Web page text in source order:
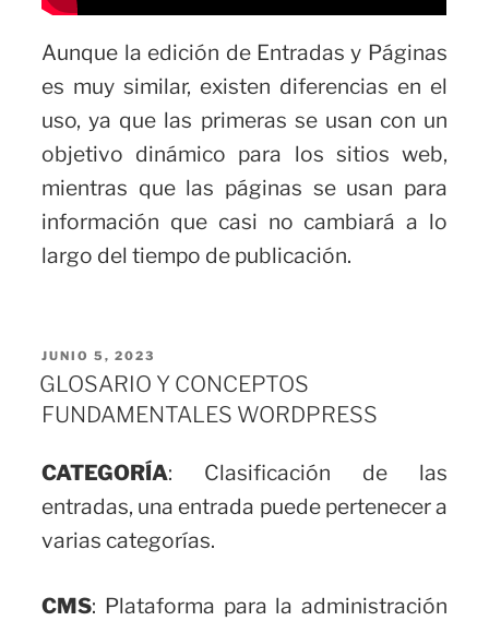
Aunque la edición de Entradas y Páginas
es muy similar, existen diferencias en el
uso, ya que las primeras se usan con un
objetivo dinámico para los sitios web,
mientras que las páginas se usan para
información que casi no cambiará a lo
largo del tiempo de publicación.
PUBLICADO
EL
JUNIO 5, 2023
GLOSARIO Y CONCEPTOS
FUNDAMENTALES WORDPRESS
CATEGORÍA: Clasificación de las
entradas, una entrada puede pertenecer a
varias categorías.
CMS: Plataforma para la administración